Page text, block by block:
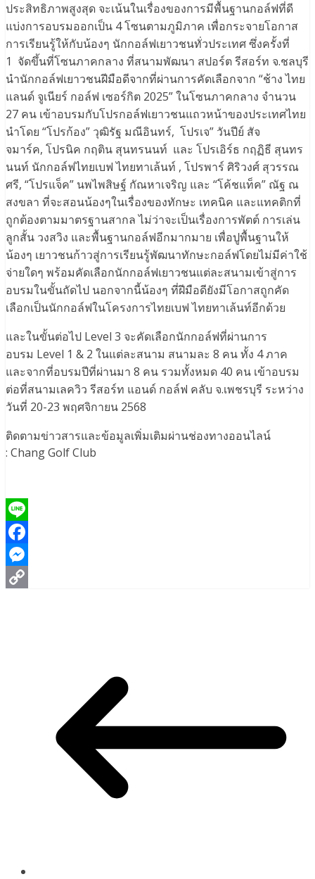
ประสิทธิภาพสูงสุด จะเน้นในเรื่องของการมีพื้นฐานกอล์ฟที่ดี
แบ่งการอบรมออกเป็น 4 โซนตามภูมิภาค เพื่อกระจายโอกาส
การเรียนรู้ให้กับน้องๆ นักกอล์ฟเยาวชนทั่วประเทศ ซึ่งครั้งที่
1 จัดขึ้นที่โซนภาคกลาง ที่สนามพัฒนา สปอร์ต รีสอร์ท จ.ชลบุรี
นำนักกอล์ฟเยาวชนฝีมือดีจากที่ผ่านการคัดเลือกจาก “ช้าง ไทย
แลนด์ จูเนียร์ กอล์ฟ เซอร์กิต 2025” ในโซนภาคกลาง จำนวน
27 คน เข้าอบรมกับโปรกอล์ฟเยาวชนแถวหน้าของประเทศไทย
นำโดย “โปรก้อง” วุฒิรัฐ มณีอินทร์, โปรเจ” วันปีย์ สัจ
จมาร์ค, โปรนิค กฤติน สุนทรนนท์ และ โปรเอิร์ธ กฤฏิธี สุนทร
นนท์ นักกอล์ฟไทยเบฟ ไทยทาเล้นท์ , โปรพาร์ ศิริวงศ์ สุวรรณ
ศรี, “โปรแจ็ค” นพไพสิษฐ์ กัณหาเจริญ และ “โค้ชแท็ค” ณัฐ ณ
สงขลา ที่จะสอนน้องๆในเรื่องของทักษะ เทคนิค และแทคติกที่
ถูกต้องตามมาตรฐานสากล ไม่ว่าจะเป็นเรื่องการพัตต์ การเล่น
ลูกสั้น วงสวิง และพื้นฐานกอล์ฟอีกมากมาย เพื่อปูพื้นฐานให้
น้องๆ เยาวชนก้าวสู่การเรียนรู้พัฒนาทักษะกอล์ฟโดยไม่มีค่าใช้
จ่ายใดๆ พร้อมคัดเลือกนักกอล์ฟเยาวชนแต่ละสนามเข้าสู่การ
อบรมในขั้นถัดไป นอกจากนี้น้องๆ ที่ฝีมือดียังมีโอกาสถูกคัด
เลือกเป็นนักกอล์ฟในโครงการไทยเบฟ ไทยทาเล้นท์อีกด้วย
และในขั้นต่อไป Level 3 จะคัดเลือกนักกอล์ฟที่ผ่านการ
อบรม Level 1 & 2 ในแต่ละสนาม สนามละ 8 คน ทั้ง 4 ภาค
และจากที่อบรมปีที่ผ่านมา 8 คน รวมทั้งหมด 40 คน เข้าอบรม
ต่อที่สนามเลควิว รีสอร์ท แอนด์ กอล์ฟ คลับ จ.เพชรบุรี ระหว่าง
วันที่ 20-23 พฤศจิกายน 2568
ติดตามข่าวสารและข้อมูลเพิ่มเติมผ่านช่องทางออนไลน์
: Chang Golf Club
Line
Facebook
Messenger